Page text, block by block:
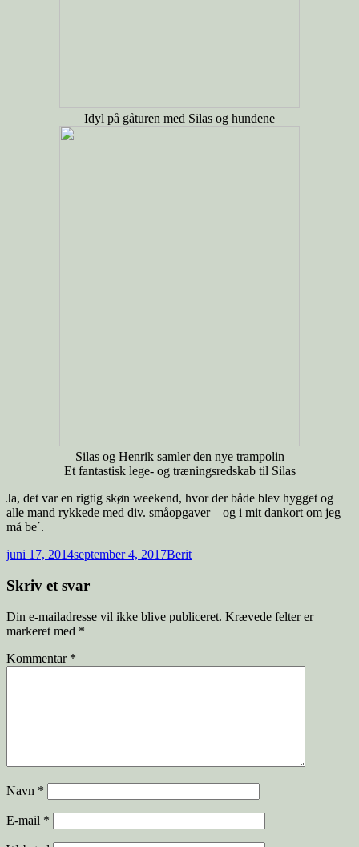
Idyl på gåturen med Silas og hundene
Silas og Henrik samler den nye trampolin
Et fantastisk lege- og træningsredskab til Silas
Ja, det var en rigtig skøn weekend, hvor der både blev hygget og
alle mand rykkede med div. småopgaver – og i mit dankort om jeg
må be´.
juni 17, 2014september 4, 2017Berit
Skriv et svar
Din e-mailadresse vil ikke blive publiceret. Krævede felter er
markeret med *
Kommentar *
Navn *
E-mail *